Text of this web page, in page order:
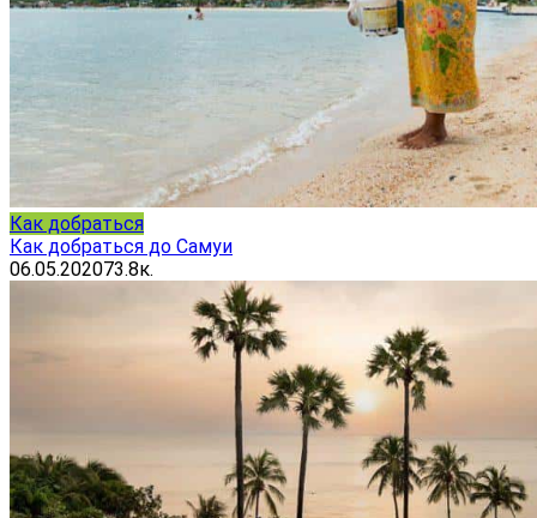
Как добраться
Как добраться до Самуи
06.05.202073.8к.